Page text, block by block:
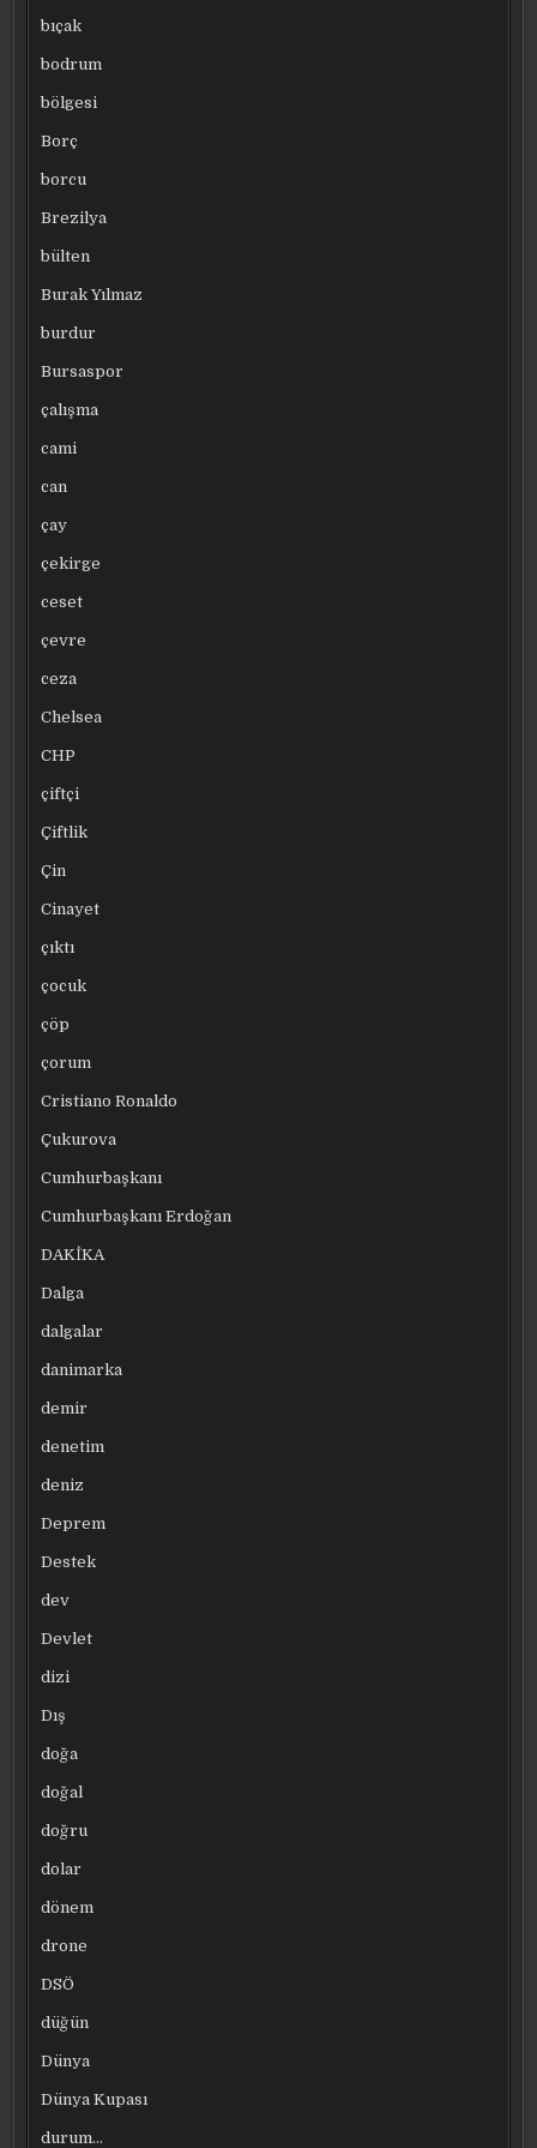
bıçak
bodrum
bölgesi
Borç
borcu
Brezilya
bülten
Burak Yılmaz
burdur
Bursaspor
çalışma
cami
can
çay
çekirge
ceset
çevre
ceza
Chelsea
CHP
çiftçi
Çiftlik
Çin
Cinayet
çıktı
çocuk
çöp
çorum
Cristiano Ronaldo
Çukurova
Cumhurbaşkanı
Cumhurbaşkanı Erdoğan
DAKİKA
Dalga
dalgalar
danimarka
demir
denetim
deniz
Deprem
Destek
dev
Devlet
dizi
Dış
doğa
doğal
doğru
dolar
dönem
drone
DSÖ
düğün
Dünya
Dünya Kupası
durum…